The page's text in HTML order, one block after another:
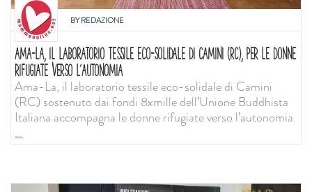
BYREDAZIONE
AMA-LA, IL LABORATORIO TESSILE ECO-SOLIDALE DI CAMINI (RC), PER LE DONNE
RIFUGIATE VERSO L’AUTONOMIA
Ama-La, il laboratorio tessile eco-solidale di Camini
(RC) sostenuto dai fondi 8xmille dell’Unione Buddhista
Italiana accompagna le donne rifugiate verso l’autonomia.
...